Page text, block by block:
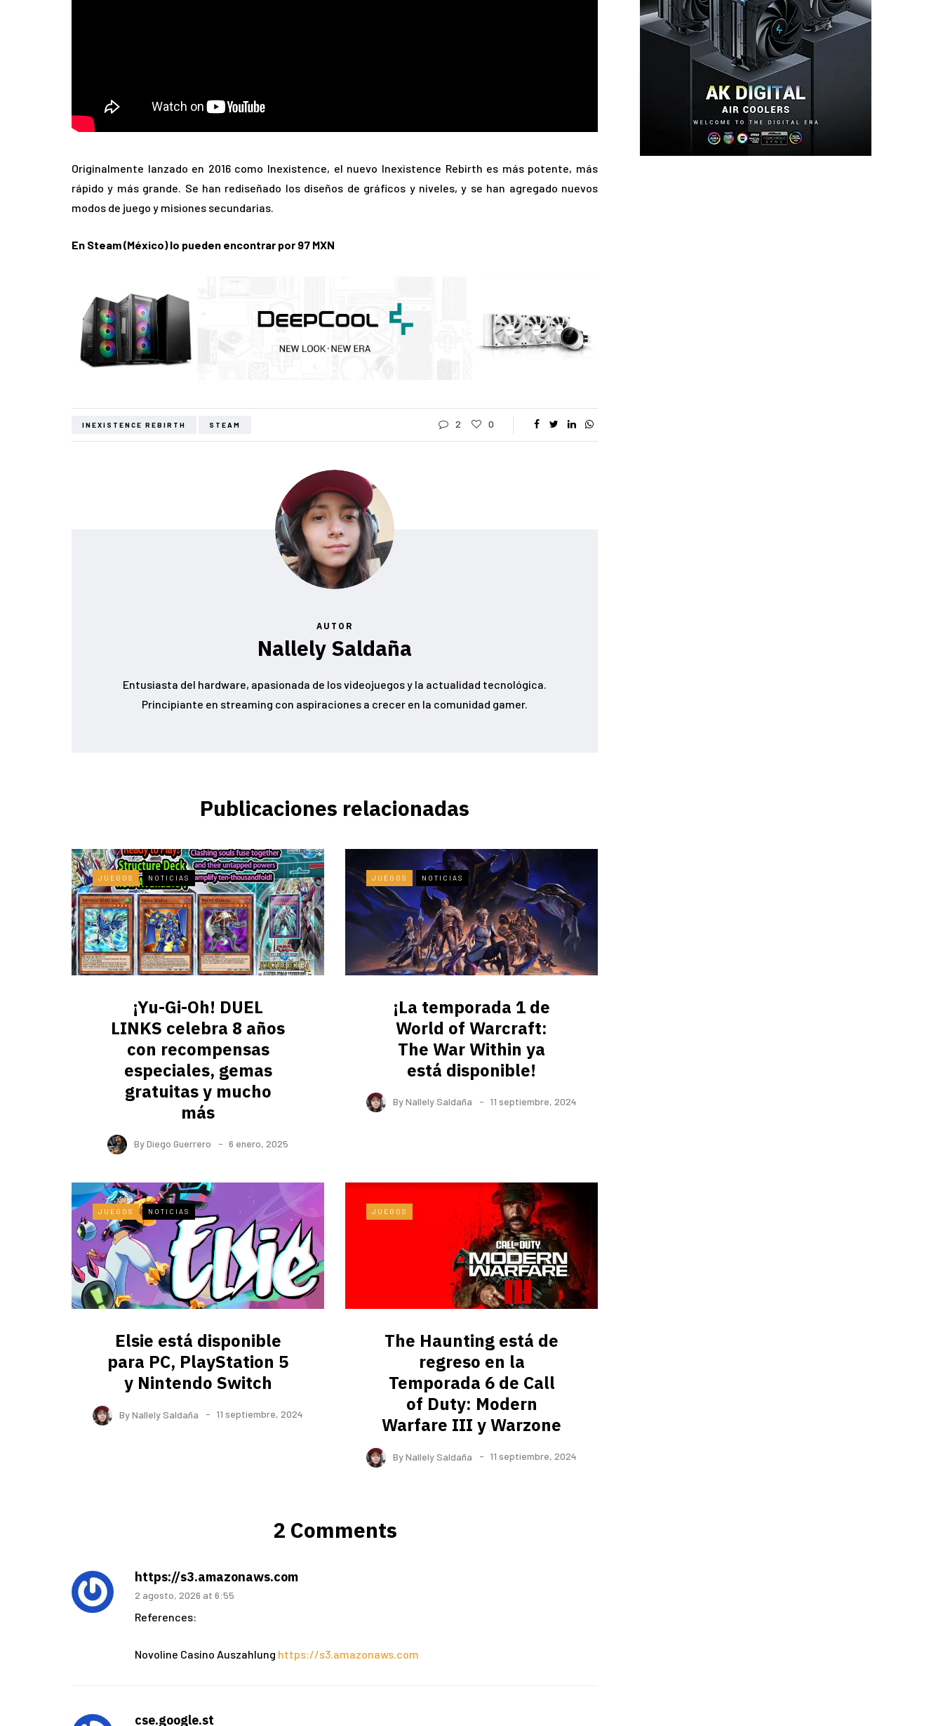
Originalmente lanzado en 2016 como Inexistence, el nuevo Inexistence Rebirth es más potente, más
rápido y más grande. Se han rediseñado los diseños de gráficos y niveles, y se han agregado nuevos
modos de juego y misiones secundarias.
En Steam (México) lo pueden encontrar por 97 MXN
INEXISTENCE REBIRTH STEAM 2 0
AUTOR
Nallely Saldaña
Entusiasta del hardware, apasionada de los videojuegos y la actualidad tecnológica.
Principiante en streaming con aspiraciones a crecer en la comunidad gamer.
Publicaciones relacionadas
JUEGOS NOTICIAS
¡Yu-Gi-Oh! DUEL
LINKS celebra 8 años
con recompensas
especiales, gemas
gratuitas y mucho
más
ByDiego Guerrero 6 enero, 2025
JUEGOS NOTICIAS
¡La temporada 1 de
World of Warcraft:
The War Within ya
está disponible!
ByNallely Saldaña 11 septiembre, 2024
JUEGOS NOTICIAS
Elsie está disponible
para PC, PlayStation 5
y Nintendo Switch
ByNallely Saldaña 11 septiembre, 2024
JUEGOS
The Haunting está de
regreso en la
Temporada 6 de Call
of Duty: Modern
Warfare III y Warzone
ByNallely Saldaña 11 septiembre, 2024
2 Comments
https://s3.amazonaws.com
2 agosto, 2026 at 6:55
References:
Novoline Casino Auszahlung https://s3.amazonaws.com
cse.google.st